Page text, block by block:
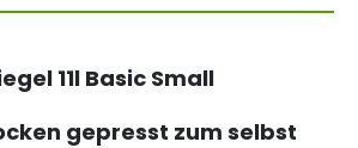
11l Basic Small
gepresst zum selbst